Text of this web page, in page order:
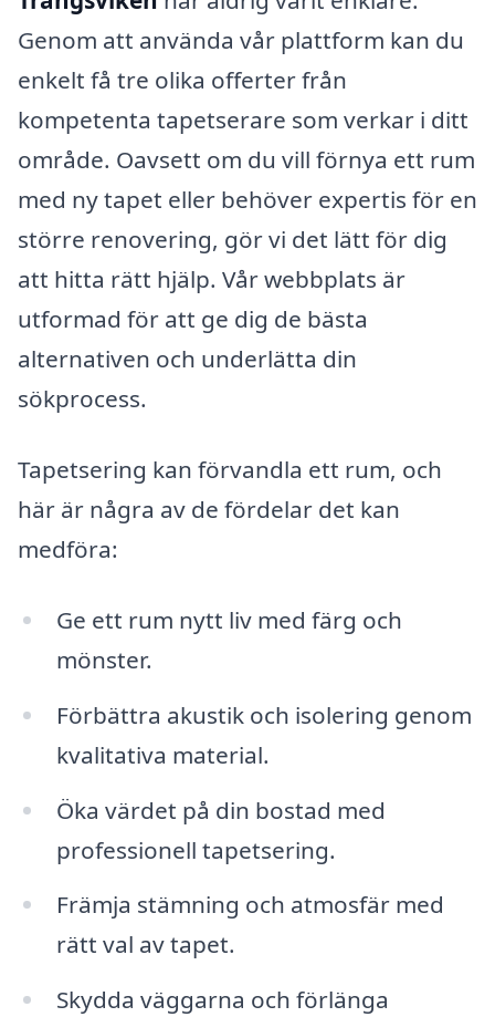
Genom att använda vår plattform kan du
enkelt få tre olika offerter från
kompetenta tapetserare som verkar i ditt
område. Oavsett om du vill förnya ett rum
med ny tapet eller behöver expertis för en
större renovering, gör vi det lätt för dig
att hitta rätt hjälp. Vår webbplats är
utformad för att ge dig de bästa
alternativen och underlätta din
sökprocess.
Tapetsering kan förvandla ett rum, och
här är några av de fördelar det kan
medföra:
Ge ett rum nytt liv med färg och
mönster.
Förbättra akustik och isolering genom
kvalitativa material.
Öka värdet på din bostad med
professionell tapetsering.
Främja stämning och atmosfär med
rätt val av tapet.
Skydda väggarna och förlänga